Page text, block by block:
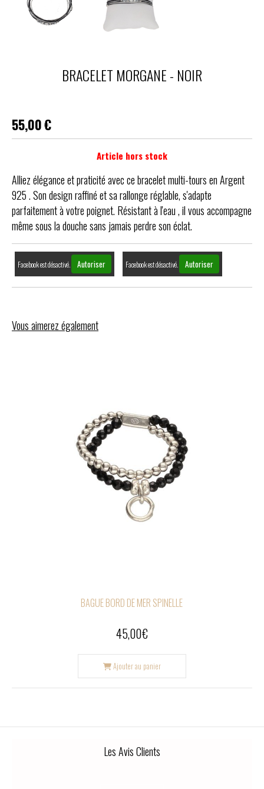
BRACELET MORGANE - NOIR
55,00€
Article hors stock
Alliez élégance et praticité avec ce bracelet multi-tours en Argent
925 . Son design raffiné et sa rallonge réglable, s'adapte
parfaitement à votre poignet. Résistant à l'eau , il vous accompagne
même sous la douche sans jamais perdre son éclat.
Facebook est désactivé. Autoriser Facebook est désactivé. Autoriser
Vous aimerez également
BAGUE BORD DE MER SPINELLE
45,00€
Ajouter au panier
Les Avis Clients